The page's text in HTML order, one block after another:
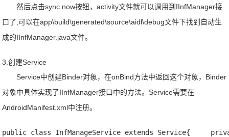
然后点击sync now按钮，activity文件就可以调用到IInfManager接
口了,可以在app\build\generated\source\aidl\debug文件下找到自动生
成的IInfManager.java文件。
3.创建Service
Service中创建Binder对象，在onBind方法中返回这个对象，Binder
对象中具体实现了IInfManager接口中的方法。Service需要在
AndroidManifest.xml中注册。
public class InfManageService extends Service{